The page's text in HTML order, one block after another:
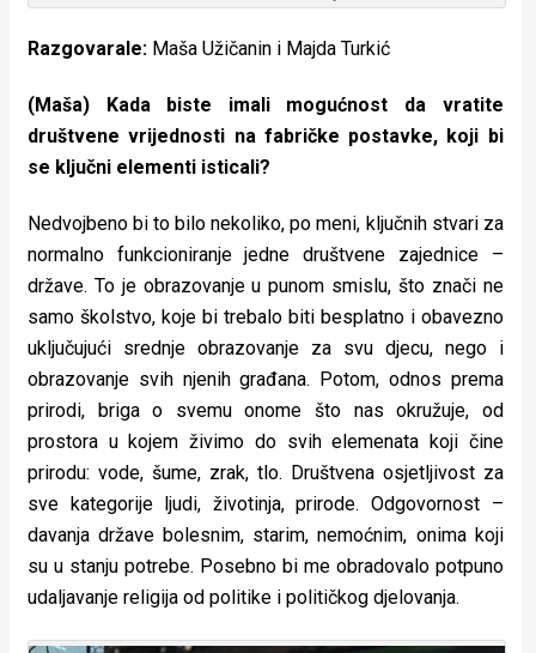
Razgovarale: Maša Užičanin i Majda Turkić
(Maša) Kada biste imali mogućnost da vratite
društvene vrijednosti na fabričke postavke, koji bi
se ključni elementi isticali?
Nedvojbeno bi to bilo nekoliko, po meni, ključnih stvari za
normalno funkcioniranje jedne društvene zajednice –
države. To je obrazovanje u punom smislu, što znači ne
samo školstvo, koje bi trebalo biti besplatno i obavezno
uključujući srednje obrazovanje za svu djecu, nego i
obrazovanje svih njenih građana. Potom, odnos prema
prirodi, briga o svemu onome što nas okružuje, od
prostora u kojem živimo do svih elemenata koji čine
prirodu: vode, šume, zrak, tlo. Društvena osjetljivost za
sve kategorije ljudi, životinja, prirode. Odgovornost –
davanja države bolesnim, starim, nemoćnim, onima koji
su u stanju potrebe. Posebno bi me obradovalo potpuno
udaljavanje religija od politike i političkog djelovanja.